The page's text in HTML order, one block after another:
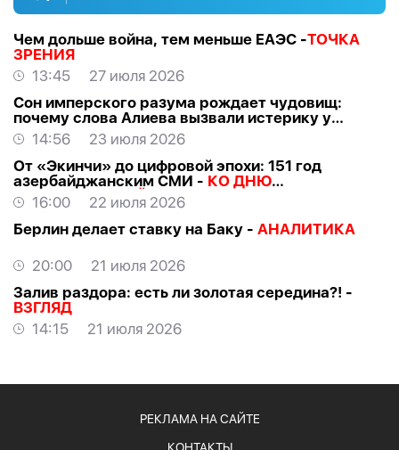
Чем дольше война, тем меньше ЕАЭС -ТОЧКА
ЗРЕНИЯ
13:45
27 июля 2026
Сон имперского разума рождает чудовищ:
почему слова Алиева вызвали истерику у
российских «патриотов» -
14:56
23 июля 2026
От «Экинчи» до цифровой эпохи: 151 год
азербайджанским СМИ - КО ДНЮ
НАЦИОНАЛЬНОЙ ПРЕССЫ
16:00
22 июля 2026
Берлин делает ставку на Баку - АНАЛИТИКА
20:00
21 июля 2026
Залив раздора: есть ли золотая середина?! -
ВЗГЛЯД
14:15
21 июля 2026
РЕКЛАМА НА САЙТЕ